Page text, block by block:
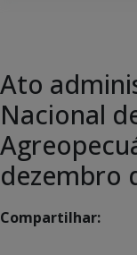
Ato
Nacional
dezembro
Compartilhar: